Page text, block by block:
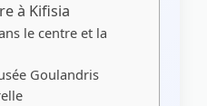
à Kifisia
le centre et la
Goulandris